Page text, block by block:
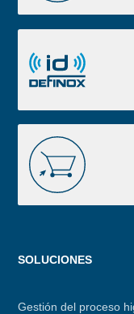
Portal
DEFINOX
SHOP
Menu
SOLUCIONES
Gestión del proceso